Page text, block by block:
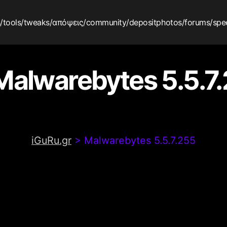
/tools/tweaks/απόψεις/community/depositphotos/forums/
iGuRu.gr > Malwarebytes 5.5.7.255